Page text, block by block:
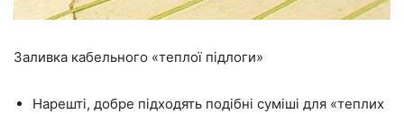
Заливка кабельного «теплої підлоги»
Нарешті, добре підходять подібні суміші для «теплих